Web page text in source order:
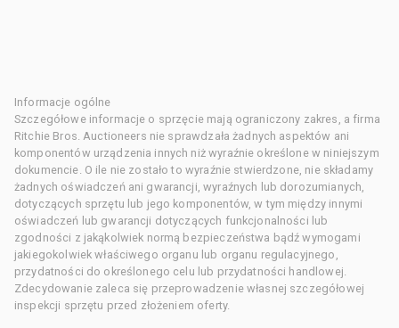
Informacje ogólne
Szczegółowe informacje o sprzęcie mają ograniczony zakres, a firma
Ritchie Bros. Auctioneers nie sprawdzała żadnych aspektów ani
komponentów urządzenia innych niż wyraźnie określone w niniejszym
dokumencie. O ile nie zostało to wyraźnie stwierdzone, nie składamy
żadnych oświadczeń ani gwarancji, wyraźnych lub dorozumianych,
dotyczących sprzętu lub jego komponentów, w tym między innymi
oświadczeń lub gwarancji dotyczących funkcjonalności lub
zgodności z jakąkolwiek normą bezpieczeństwa bądź wymogami
jakiegokolwiek właściwego organu lub organu regulacyjnego,
przydatności do określonego celu lub przydatności handlowej.
Zdecydowanie zaleca się przeprowadzenie własnej szczegółowej
inspekcji sprzętu przed złożeniem oferty.